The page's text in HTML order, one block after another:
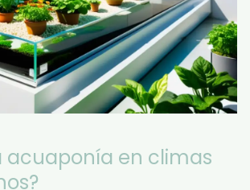
acuaponía en climas